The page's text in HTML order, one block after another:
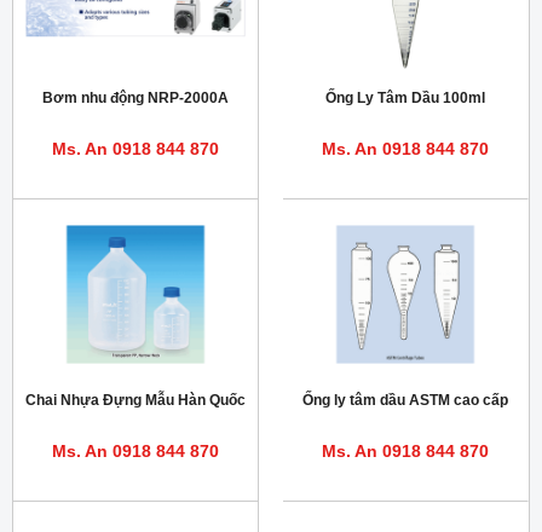
Bơm nhu động NRP-2000A
Ms. An 0918 844 870
Ống Ly Tâm Dầu 100ml
Ms. An 0918 844 870
Chai Nhựa Đựng Mẫu Hàn Quốc
Ms. An 0918 844 870
Ống ly tâm dầu ASTM cao cấp
Ms. An 0918 844 870